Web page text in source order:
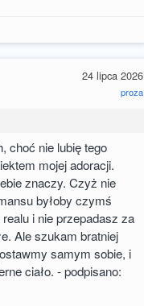
24 lipca 2026
proza
choć nie lubię tego
mojej adoracji.
znaczy. Czyż nie
byłoby czymś
i nie przepadasz za
Ale szukam bratniej
samym sobie, i
ciało. - podpisano: